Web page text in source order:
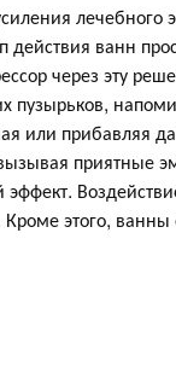
лечебного
ванн
через эту
пузырьков,
или прибавляя
приятные
эффект.
этого,